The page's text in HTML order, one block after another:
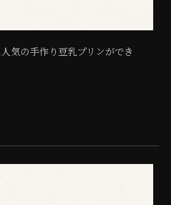
気の手作り豆乳プリンができ